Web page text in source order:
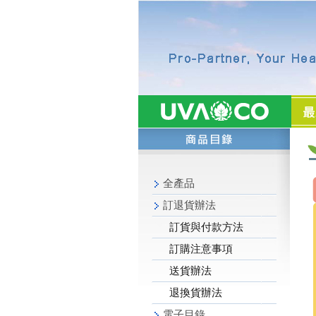
全產品
訂退貨辦法
訂貨與付款方法
訂購注意事項
送貨辦法
退換貨辦法